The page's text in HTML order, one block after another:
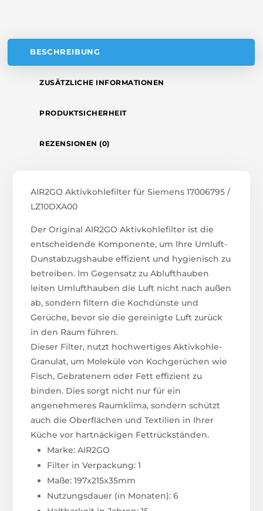
BESCHREIBUNG
ZUSÄTZLICHE INFORMATIONEN
PRODUKTSICHERHEIT
REZENSIONEN (0)
AIR2GO Aktivkohlefilter für Siemens 17006795 /
LZ10DXA00
Der Original AIR2GO Aktivkohlefilter ist die
entscheidende Komponente, um Ihre Umluft-
Dunstabzugshaube effizient und hygienisch zu
betreiben. Im Gegensatz zu Ablufthauben
leiten Umlufthauben die Luft nicht nach außen
ab, sondern filtern die Kochdünste und
Gerüche, bevor sie die gereinigte Luft zurück
in den Raum führen.
Dieser Filter, nutzt hochwertiges Aktivkohle-
Granulat, um Moleküle von Kochgerüchen wie
Fisch, Gebratenem oder Fett effizient zu
binden. Dies sorgt nicht nur für ein
angenehmeres Raumklima, sondern schützt
auch die Oberflächen und Textilien in Ihrer
Küche vor hartnäckigen Fettrückständen.
Marke: AIR2GO
Filter in Verpackung: 1
Maße: 197x215x35mm
Nutzungsdauer (in Monaten): 6